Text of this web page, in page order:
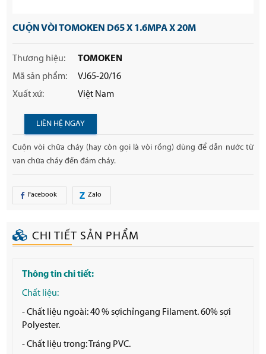
CUỘN VÒI TOMOKEN D65 X 1.6MPA X 20M
Thương hiệu:
TOMOKEN
Mã sản phẩm:
VJ65-20/16
Xuất xứ:
Việt Nam
LIÊN HỆ NGAY
Cuộn vòi chữa cháy (hay còn gọi là vòi rồng) dùng để dẫn nước từ
van chữa cháy đến đám cháy.
Facebook Zalo
CHI TIẾT SẢN PHẨM
Thông tin chi tiết:
Chất liệu:
- Chất liệu ngoài: 40 % sợichỉngang Filament. 60% sợi
Polyester.
- Chất liệu trong: Tráng PVC.